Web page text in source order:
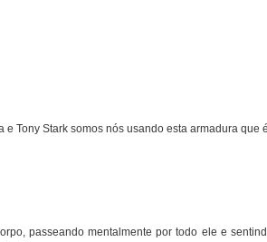
Tony Stark somos nós usando esta armadura que
passeando mentalmente por todo ele e